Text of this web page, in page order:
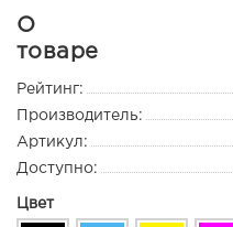
О
товаре
Рейтинг:
Производитель:
Артикул:
Доступно:
Цвет